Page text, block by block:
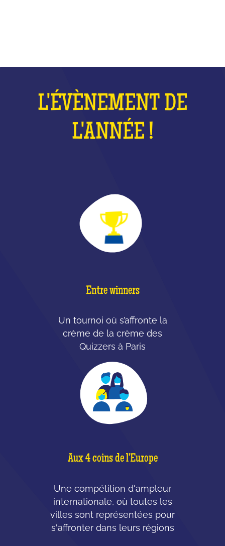
L'ÉVÈNEMENT DE
L'ANNÉE !
Entre winners
Un tournoi où s’affronte la
crème de la crème des
Quizzers à Paris
Aux 4 coins de l'Europe
Une compétition d'ampleur
internationale, où toutes les
villes sont représentées pour
s'affronter dans leurs régions